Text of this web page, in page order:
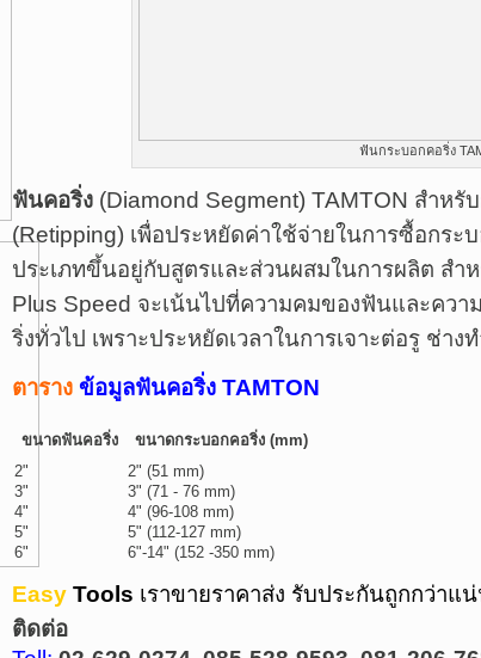
ฟันกระบอกคอริ่ง
ฟันคอริ่ง (Diamond Segment) TAMTON สำห
(Retipping) เพื่อประหยัดค่าใช้จ่ายในการซื้อกระ
ประเภทขึ้นอยู่กับสูตรและส่วนผสมในการผลิต สำ
Plus Speed จะเน้นไปที่ความคมของฟันและความ
ริ่งทั่วไป เพราะประหยัดเวลาในการเจาะต่อรู ช่า
ตาราง ข้อมูลฟันคอริ่ง TAMTON
ขนาดฟันคอริ่ง
ขนาดกระบอกคอริ่ง (mm)
2"
2" (51 mm)
3"
3" (71 - 76 mm)
4"
4" (96-108 mm)
5"
5" (112-127 mm)
6"
6"-14" (152 -350 mm)
Easy Tools เราขายราคาส่ง รับประกันถูกกว่าแ
ติดต่อ